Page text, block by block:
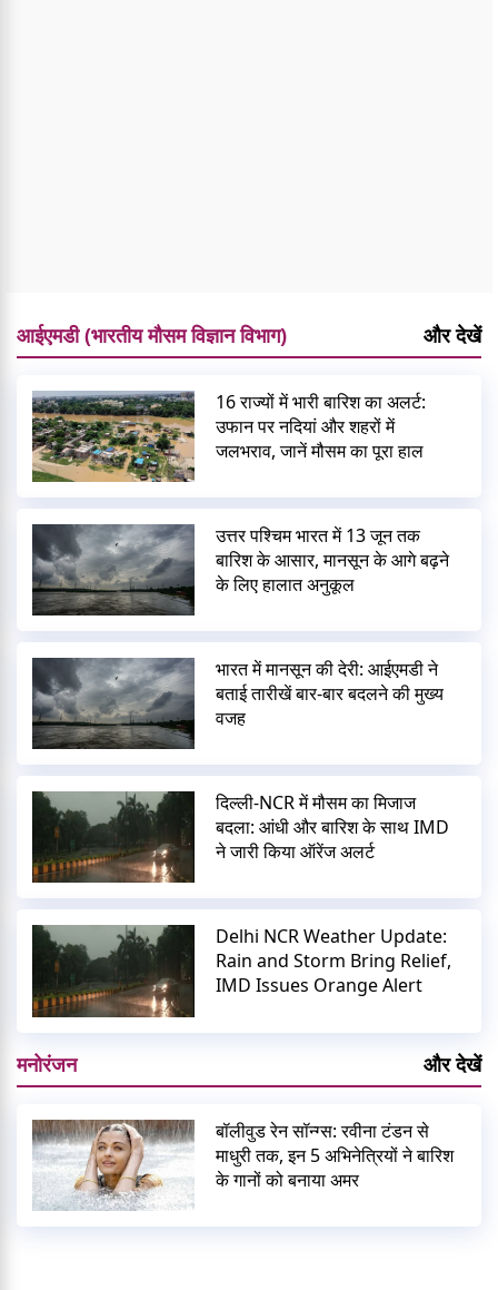
आईएमडी (भारतीय मौसम विज्ञान विभाग) और देखें
16 राज्यों में भारी बारिश का अलर्ट:
उफान पर नदियां और शहरों में
जलभराव, जानें मौसम का पूरा हाल
उत्तर पश्चिम भारत में 13 जून तक
बारिश के आसार, मानसून के आगे बढ़ने
के लिए हालात अनुकूल
भारत में मानसून की देरी: आईएमडी ने
बताई तारीखें बार-बार बदलने की मुख्य
वजह
दिल्ली-NCR में मौसम का मिजाज
बदला: आंधी और बारिश के साथ IMD
ने जारी किया ऑरेंज अलर्ट
Delhi NCR Weather Update:
Rain and Storm Bring Relief,
IMD Issues Orange Alert
मनोरंजन और देखें
बॉलीवुड रेन सॉन्ग्स: रवीना टंडन से
माधुरी तक, इन 5 अभिनेत्रियों ने बारिश
के गानों को बनाया अमर